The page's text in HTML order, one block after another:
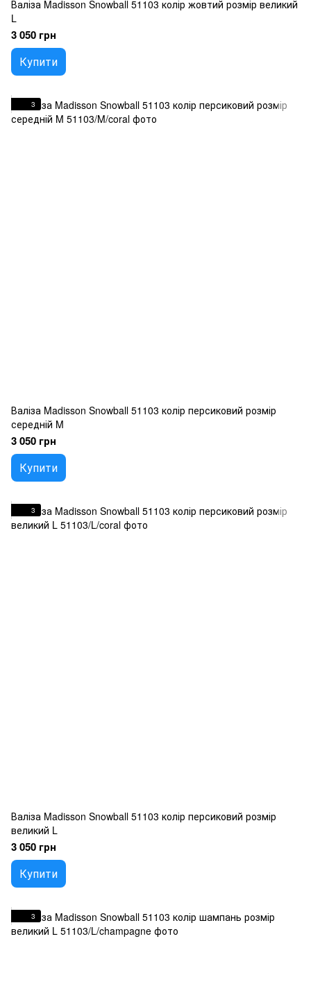
Валіза Madisson Snowball 51103 колір жовтий розмір великий
L
3 050 грн
Купити
3
Валіза Madisson Snowball 51103 колір персиковий розмір
середній M
3 050 грн
Купити
3
Валіза Madisson Snowball 51103 колір персиковий розмір
великий L
3 050 грн
Купити
3